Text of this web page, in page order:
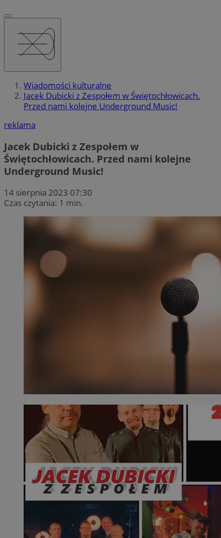
Wiadomości kulturalne
Jacek Dubicki z Zespołem w Świętochłowicach.
Przed nami kolejne Underground Music!
reklama
Jacek Dubicki z Zespołem w
Świętochłowicach. Przed nami kolejne
Underground Music!
14 sierpnia 2023 07:30
Czas czytania: 1 min.